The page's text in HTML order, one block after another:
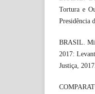
Tortura e
Presidência
BRASIL.
2017:
Justiça, 2017.